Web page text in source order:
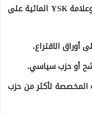
عدم وجود ختم لجنة الصندوق وعلامة YSK المائية على
أوراق الاقتراع.
أو حزب سياسي.
المخصصة لأكثر من حزب